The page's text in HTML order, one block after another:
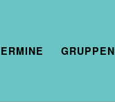
GRUPPEN